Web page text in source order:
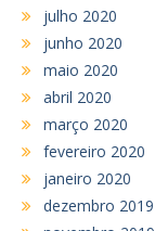
julho 2020
junho 2020
maio 2020
abril 2020
março 2020
fevereiro 2020
janeiro 2020
dezembro 2019